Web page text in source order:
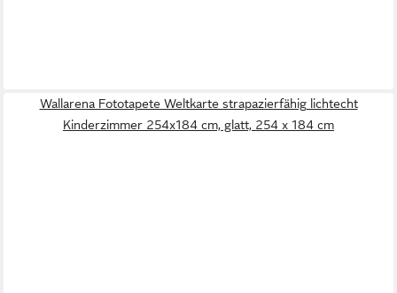
Wallarena Fototapete Weltkarte strapazierfähig lichtecht
Kinderzimmer 254x184 cm, glatt, 254 x 184 cm